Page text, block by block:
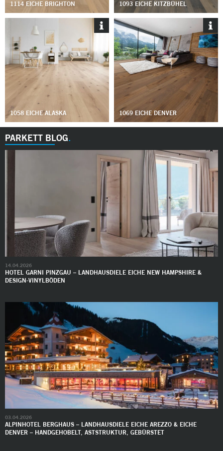
1114 EICHE BRIGHTON 1093 EICHE KITZBÜHEL
1058 EICHE ALASKA 1069 EICHE DENVER
PARKETT BLOG
HOTEL GARNI PINZGAU – LANDHAUSDIELE EICHE NEW HAMPSHIRE &
DESIGN-VINYLBÖDEN
14.04.2026
ALPINHOTEL BERGHAUS – LANDHAUSDIELE EICHE AREZZO & EICHE
DENVER – HANDGEHOBELT, ASTSTRUKTUR, GEBÜRSTET
03.04.2026